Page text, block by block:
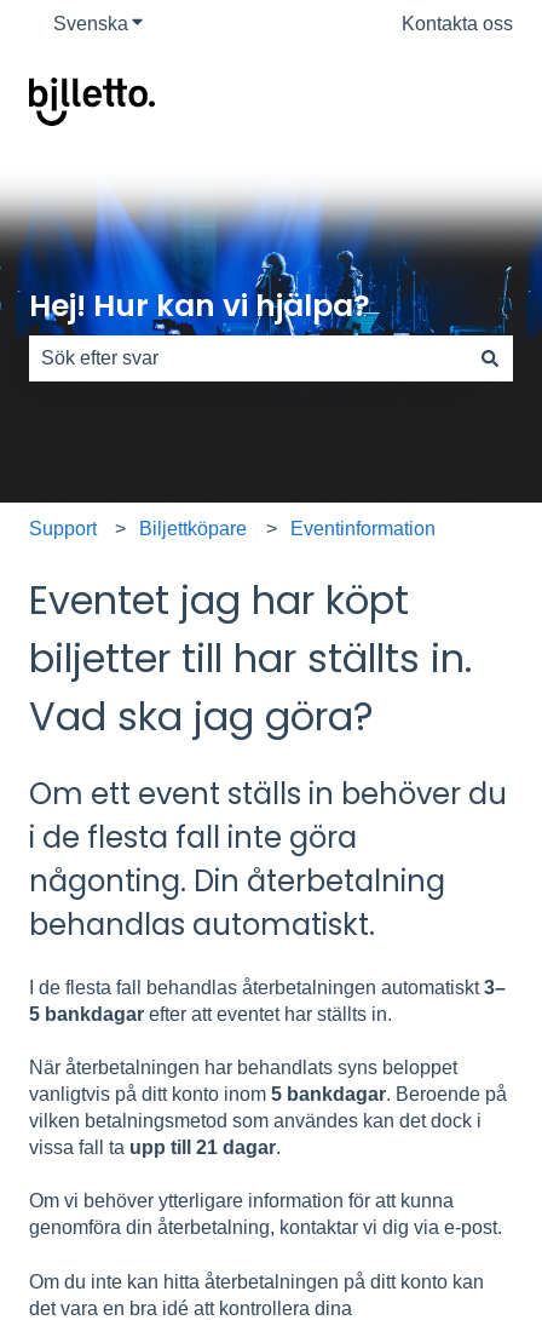
Svenska Visa undermenyer för översättningarKontakta oss
Hej! Hur kan vi hjälpa?
Support Biljettköpare Eventinformation
Eventet jag har köpt
biljetter till har ställts in.
Vad ska jag göra?
Om ett event ställs in behöver du
i de flesta fall inte göra
någonting. Din återbetalning
behandlas automatiskt.
I de flesta fall behandlas återbetalningen automatiskt3–
5 bankdagar efter att eventet har ställts in.
När återbetalningen har behandlats syns beloppet
vanligtvis på ditt konto inom 5 bankdagar. Beroende på
vilken betalningsmetod som användes kan det dock i
vissa fall ta upp till 21 dagar.
Om vi behöver ytterligare information för att kunna
genomföra din återbetalning, kontaktar vi dig via e-post.
Om du inte kan hitta återbetalningen på ditt konto kan
det vara en bra idé att kontrollera dina